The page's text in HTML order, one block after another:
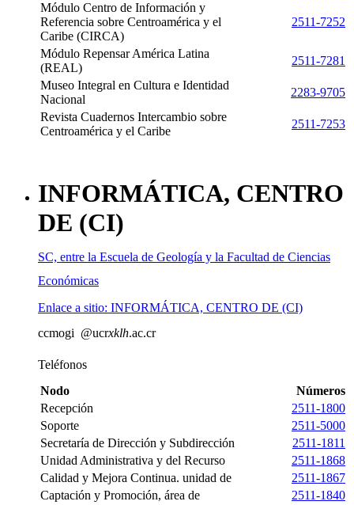
Módulo Centro de Información y
Referencia sobre Centroamérica y el
Caribe (CIRCA)
2511-7252
Módulo Repensar América Latina
(REAL)
2511-7281
Museo Integral en Cultura e Identidad
Nacional
2283-9705
Revista Cuadernos Intercambio sobre
Centroamérica y el Caribe
2511-7253
INFORMÁTICA, CENTRO
DE (CI)
SC, entre la Escuela de Geología y la Facultad de Ciencias
Económicas
Enlace a sitio: INFORMÁTICA, CENTRO DE (CI)
ccmogi @ucrxklh.ac.cr
Teléfonos
Nodo
Números
Recepción
2511-1800
Soporte
2511-5000
Secretaría de Dirección y Subdirección
2511-1811
Unidad Administrativa y del Recurso
2511-1868
Calidad y Mejora Continua. unidad de
2511-1867
Captación y Promoción, área de
2511-1840